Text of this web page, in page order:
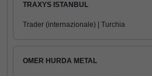
TRAXYS ISTANBUL
Trader (internazionale) | Turchia
OMER HURDA METAL